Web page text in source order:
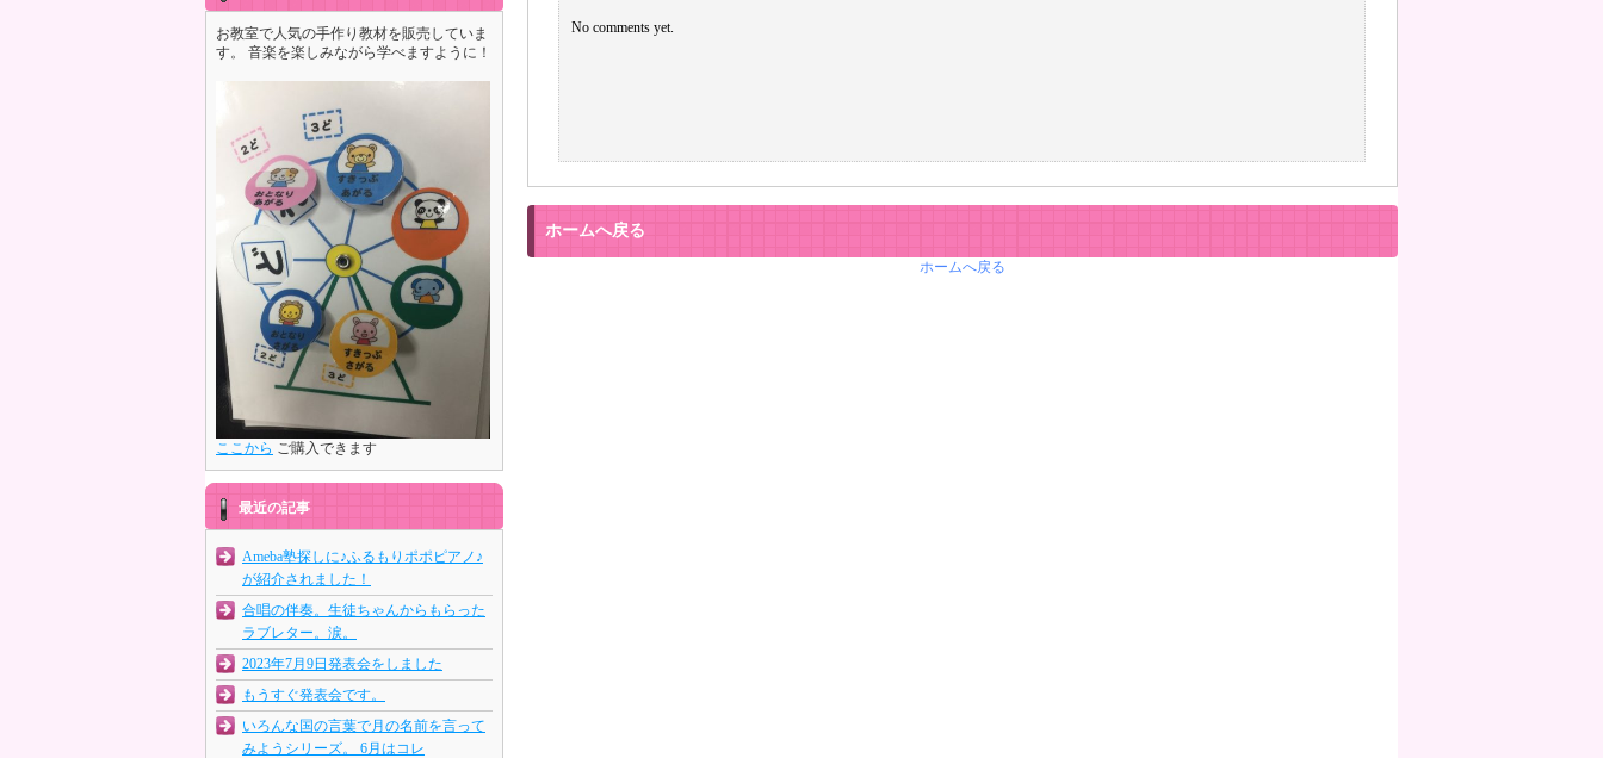
No comments yet.
ホームへ戻る
ホームへ戻る
お教室で人気の手作り教材を販売していま
す。 音楽を楽しみながら学べますように！
ここから ご購入できます
最近の記事
Ameba塾探しに♪ふるもりポポピアノ♪
が紹介されました！
合唱の伴奏。生徒ちゃんからもらった
ラブレター。涙。
2023年7月9日発表会をしました
もうすぐ発表会です。
いろんな国の言葉で月の名前を言って
みようシリーズ。 6月はコレ